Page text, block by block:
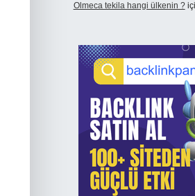
Olmeca tekila hangi ülkenin ?